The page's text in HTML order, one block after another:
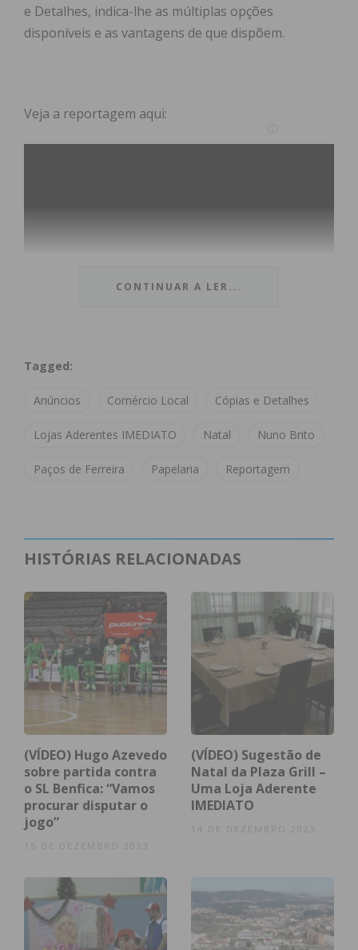
e Detalhes, indica-lhe as múltiplas opções
disponíveis e as vantagens de que dispõem.
Veja a reportagem aqui:
Subscreva a newsletter do
Imediato
obtenha de forma regular a informação
Eu li e concordo com ostermos e
condições
CONTINUAR A LER...
Tagged:
Anúncios Comércio Local Cópias e Detalhes
Lojas Aderentes IMEDIATO Natal Nuno Brito
Paços de Ferreira Papelaria Reportagem
HISTÓRIAS RELACIONADAS
(VÍDEO) Hugo Azevedo
sobre partida contra
o SL Benfica: “Vamos
procurar disputar o
jogo”
(VÍDEO) Sugestão de
Natal da Plaza Grill –
Uma Loja Aderente
IMEDIATO
14 DE DEZEMBRO 2023